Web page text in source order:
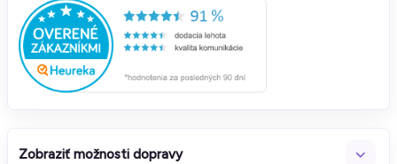
Zobraziť možnosti dopravy